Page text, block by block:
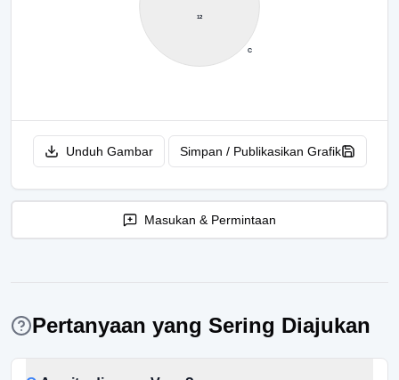
12
C
Unduh Gambar Simpan / Publikasikan Grafik
Masukan & Permintaan
Pertanyaan yang Sering Diajukan